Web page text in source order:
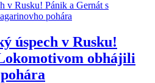
úspech v Rusku!
obhájili